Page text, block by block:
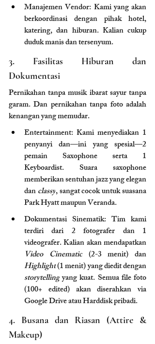
Manajemen Vendor: Kami yang akan
berkoordinasi dengan pihak hotel,
katering, dan hiburan. Kalian cukup
duduk manis dan tersenyum.
3. Fasilitas Hiburan dan
Dokumentasi
Pernikahan tanpa musik ibarat sayur tanpa
garam. Dan pernikahan tanpa foto adalah
kenangan yang memudar.
Entertainment: Kami menyediakan 1
penyanyi dan—ini yang spesial—2
pemain Saxophone serta 1
Keyboardist. Suara saxophone
memberikan sentuhan jazz yang elegan
dan classy, sangat cocok untuk suasana
Park Hyatt maupun Veranda.
Dokumentasi Sinematik: Tim kami
terdiri dari 2 fotografer dan 1
Video Cinematic
Highlight
storytelling yang kuat. Semua file foto
(100+ edited) akan diserahkan via
Google Drive atau Harddisk pribadi.
4. Busana dan Riasan (Attire &
Makeup)